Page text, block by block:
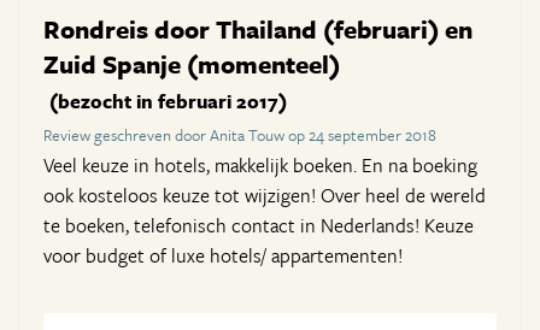
Rondreis door Thailand (februari) en
Zuid Spanje (momenteel)
(bezocht in februari 2017)
Review geschreven door Anita Touw op 24 september 2018
Veel keuze in hotels, makkelijk boeken. En na boeking
ook kosteloos keuze tot wijzigen! Over heel de wereld
te boeken, telefonisch contact in Nederlands! Keuze
voor budget of luxe hotels/ appartementen!